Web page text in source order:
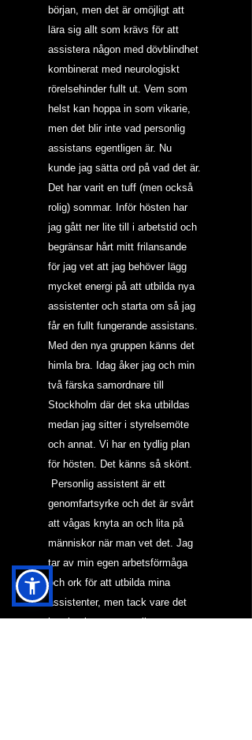
början, men det är omöjligt att
lära sig allt som krävs för att
assistera någon med dövblindhet
kombinerat med neurologiskt
rörelsehinder fullt ut. Vem som
helst kan hoppa in som vikarie,
men det blir inte vad personlig
assistans egentligen är. Nu
kunde jag sätta ord på vad det är.
Det har varit en tuff (men också
rolig) sommar. Inför hösten har
jag gått ner lite till i arbetstid och
begränsar hårt mitt frilansande
för jag vet att jag behöver lägg
mycket energi på att utbilda nya
assistenter och starta om så jag
får en fullt fungerande assistans.
Med den nya gruppen känns det
himla bra. Idag åker jag och min
två färska samordnare till
Stockholm där det ska utbildas
medan jag sitter i styrelsemöte
och annat. Vi har en tydlig plan
för hösten. Det känns så skönt.
Personlig assistent är ett
genomfartsyrke och det är svårt
att vågas knyta an och lita på
människor när man vet det. Jag
tar av min egen arbetsförmåga
och ork för att utbilda mina
assistenter, men tack vare det
kan jag leva ett gott liv.